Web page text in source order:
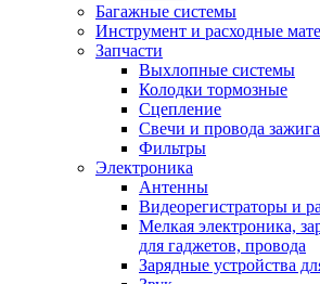
Багажные системы
Инструмент и расходные
Запчасти
Выхлопные системы
Колодки тормозные
Сцепление
Свечи и провода
Фильтры
Электроника
Антенны
Видеорегистраторы и
Мелкая электроника,
для гаджетов, провода
Зарядные устройства